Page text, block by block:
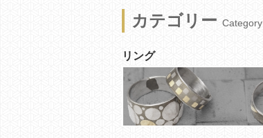
カテゴリー Category
リング